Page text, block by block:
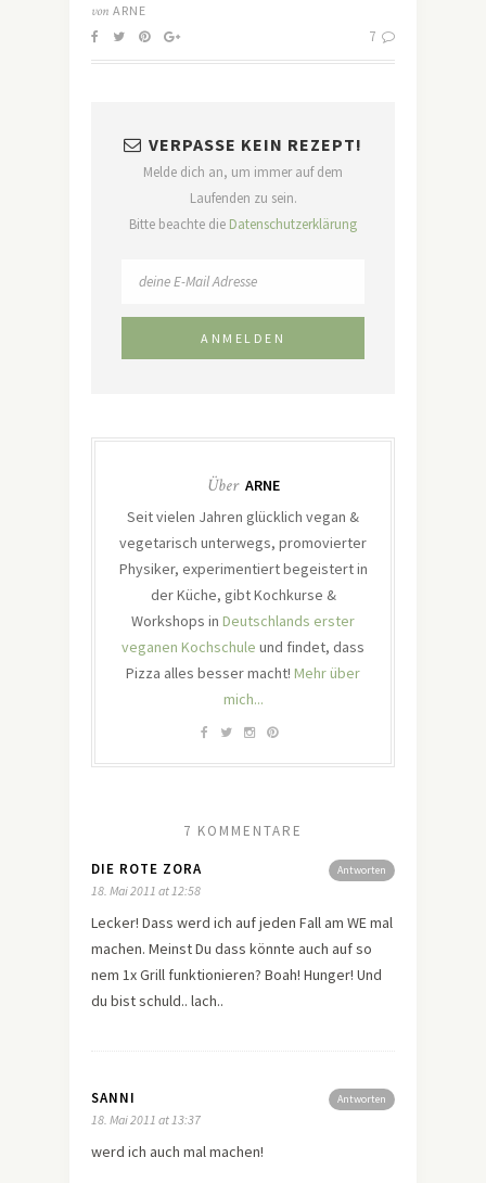
von ARNE
7
VERPASSE KEIN REZEPT!
Melde dich an, um immer auf dem
Laufenden zu sein.
Bitte beachte die Datenschutzerklärung
Über ARNE
Seit vielen Jahren glücklich vegan &
vegetarisch unterwegs, promovierter
Physiker, experimentiert begeistert in
der Küche, gibt Kochkurse &
Workshops in Deutschlands erster
veganen Kochschule und findet, dass
Pizza alles besser macht! Mehr über
mich...
7 KOMMENTARE
Antworten
DIE ROTE ZORA
18. Mai 2011 at 12:58
Lecker! Dass werd ich auf jeden Fall am WE mal
machen. Meinst Du dass könnte auch auf so
nem 1x Grill funktionieren? Boah! Hunger! Und
du bist schuld.. lach..
Antworten
SANNI
18. Mai 2011 at 13:37
werd ich auch mal machen!